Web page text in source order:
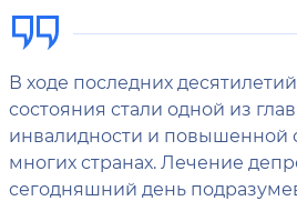
В ходе последних
состояния стали одной из
инвалидности и повышенной
многих странах. Лечение
сегодняшний день